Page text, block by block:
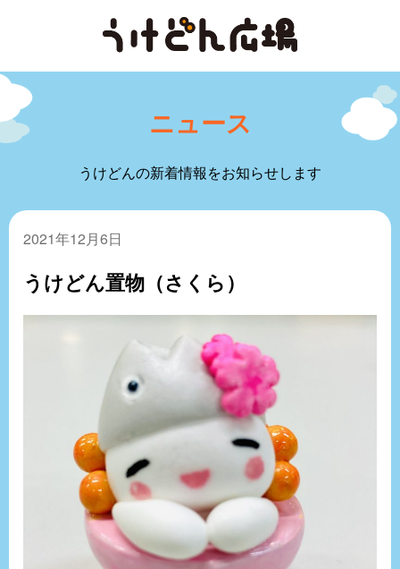
ニュース
うけどんの新着情報をお知らせします
2021年12月6日
うけどん置物（さくら）